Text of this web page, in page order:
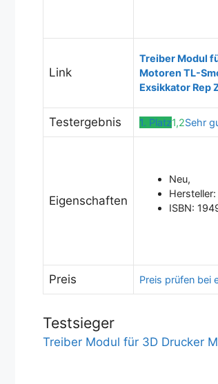
Link
Treiber Modul
Motoren TL-
Exsikkator Rep
Testergebnis 1. Platz1,2Sehr
Eigenschaften
Neu,
Hersteller:
ISBN:
Preis Preis prüfen bei
Testsieger
Treiber Modul für 3D Drucker